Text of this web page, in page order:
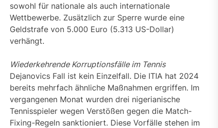
sowohl für nationale als auch internationale
Wettbewerbe. Zusätzlich zur Sperre wurde eine
Geldstrafe von 5.000 Euro (5.313 US-Dollar)
verhängt.
Wiederkehrende Korruptionsfälle im Tennis
Dejanovics Fall ist kein Einzelfall. Die ITIA hat 2024
bereits mehrfach ähnliche Maßnahmen ergriffen. Im
vergangenen Monat wurden drei nigerianische
Tennisspieler wegen Verstößen gegen die Match-
Fixing-Regeln sanktioniert. Diese Vorfälle stehen im